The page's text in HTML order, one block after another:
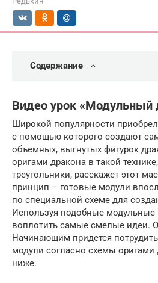
Содержание
Видео урок «Модульный
Широкой популярности
с помощью которого создают
объемных, выгнутых фигурок
оригами дракона в такой
треугольники, расскажет этот
принцип – готовые модули
по специальной схеме для
Используя подобные модульные
воплотить самые смелые идеи.
Начинающим придется
модули согласно схемы оригами
ниже.